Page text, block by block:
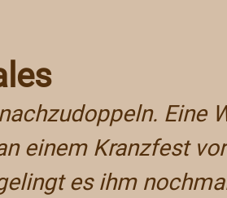
Eine
einem Kranzfest
es ihm